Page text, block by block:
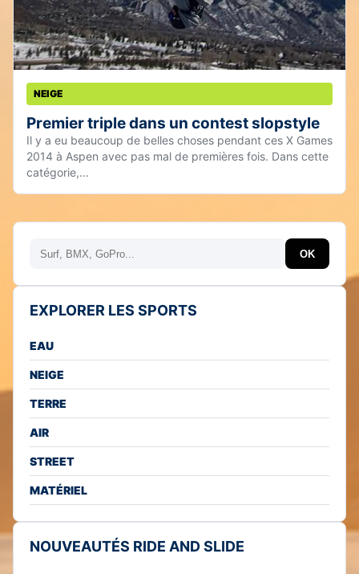
NEIGE
Premier triple dans un contest slopstyle
Il y a eu beaucoup de belles choses pendant ces X Games
2014 à Aspen avec pas mal de premières fois. Dans cette
catégorie,...
Rechercher OK
EXPLORER LES SPORTS
EAU
NEIGE
TERRE
AIR
STREET
MATÉRIEL
NOUVEAUTÉS RIDE AND SLIDE